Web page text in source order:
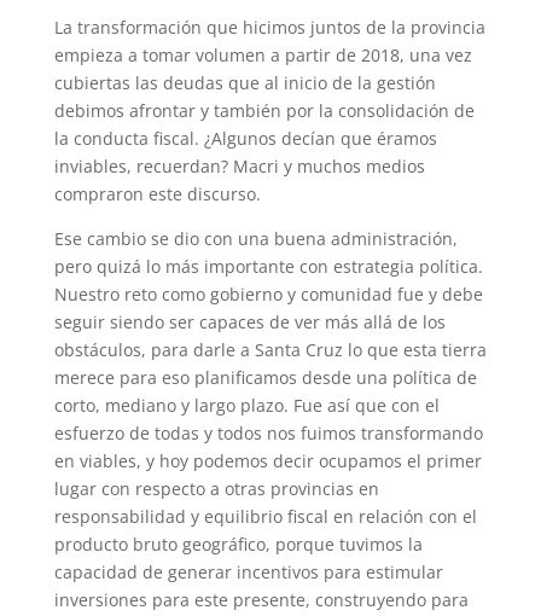
La transformación que hicimos juntos de la provincia
empieza a tomar volumen a partir de 2018, una vez
cubiertas las deudas que al inicio de la gestión
debimos afrontar y también por la consolidación de
la conducta fiscal. ¿Algunos decían que éramos
inviables, recuerdan? Macri y muchos medios
compraron este discurso.
Ese cambio se dio con una buena administración,
pero quizá lo más importante con estrategia política.
Nuestro reto como gobierno y comunidad fue y debe
seguir siendo ser capaces de ver más allá de los
obstáculos, para darle a Santa Cruz lo que esta tierra
merece para eso planificamos desde una política de
corto, mediano y largo plazo. Fue así que con el
esfuerzo de todas y todos nos fuimos transformando
en viables, y hoy podemos decir ocupamos el primer
lugar con respecto a otras provincias en
responsabilidad y equilibrio fiscal en relación con el
producto bruto geográfico, porque tuvimos la
capacidad de generar incentivos para estimular
inversiones para este presente, construyendo para